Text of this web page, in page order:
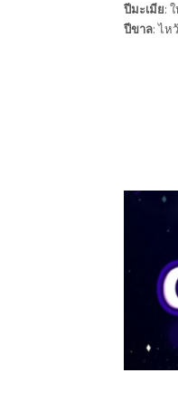
ปีมะเมีย:
ปีขาล: ไห